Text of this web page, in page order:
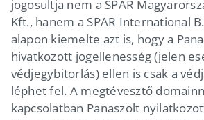
jogosultja nem a SPAR
Kft., hanem a SPAR International
alapon kiemelte azt is, hogy a
hivatkozott jogellenesség (jelen
védjegybitorlás) ellen is csak a
léphet fel. A megtévesztő
kapcsolatban Panaszolt